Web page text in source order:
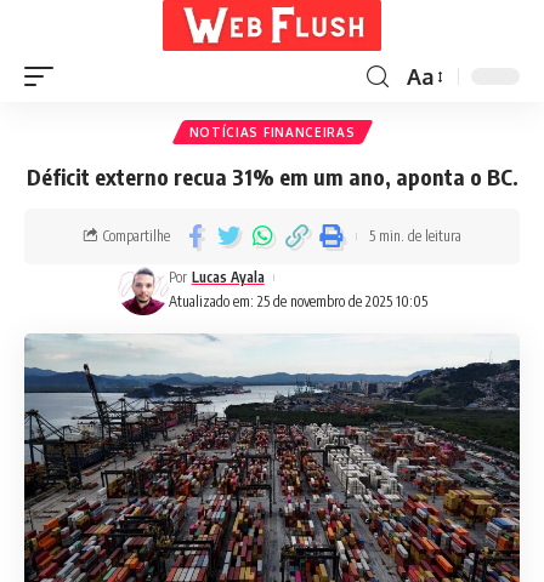
Aa
NOTÍCIAS FINANCEIRAS
Déficit externo recua 31% em um ano, aponta o BC.
Atualizado em: 25 de novembro de 2025 10:05
Por Lucas Ayala
Compartilhe 5 min. de leitura